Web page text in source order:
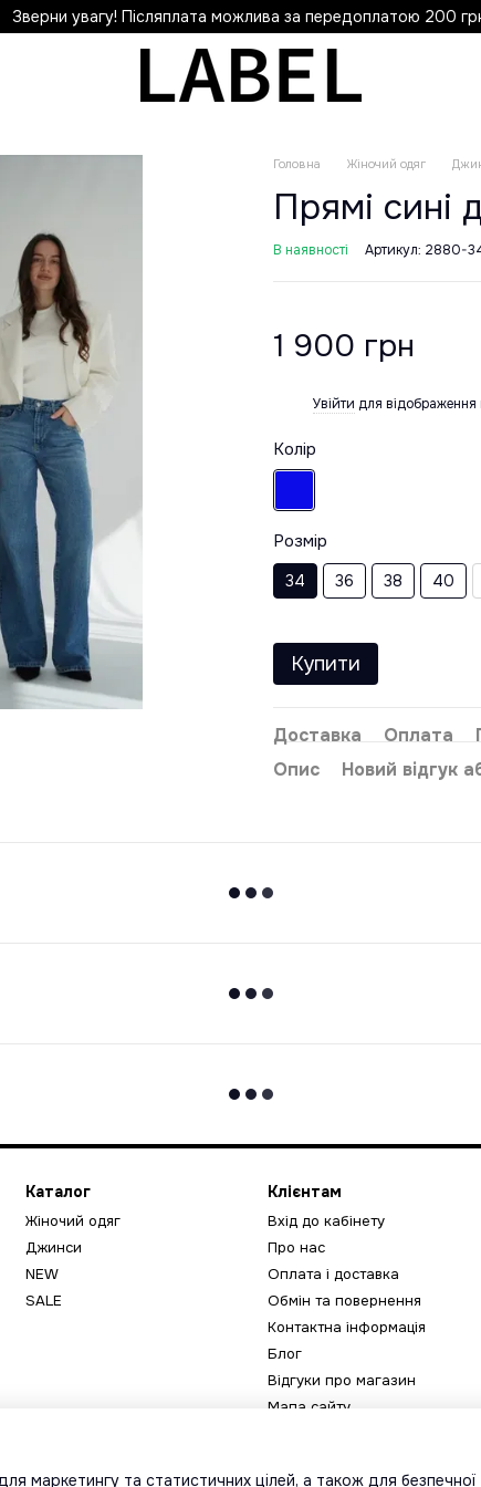
Зверни увагу! Післяплата можлива за передоплатою 200
Головна Жіночий одяг
Прямі сині
В наявності Артикул: 2880-
1 900 грн
Увійти для відображення
Колір
Розмір
34 36 38 40
Купити
Доставка Оплата
Опис
Новий відгук
Каталог
Жіночий одяг
Джинси
NEW
SALE
Клієнтам
Вхід до кабінету
Про нас
Оплата і доставка
Обмін та повернення
Контактна інформація
Блог
Відгуки про магазин
Мапа сайту
маркетингу та статистичних цілей, а також для безпечної